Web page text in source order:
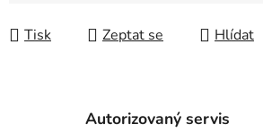
Tisk Zeptat se Hlídat
Autorizovaný servis